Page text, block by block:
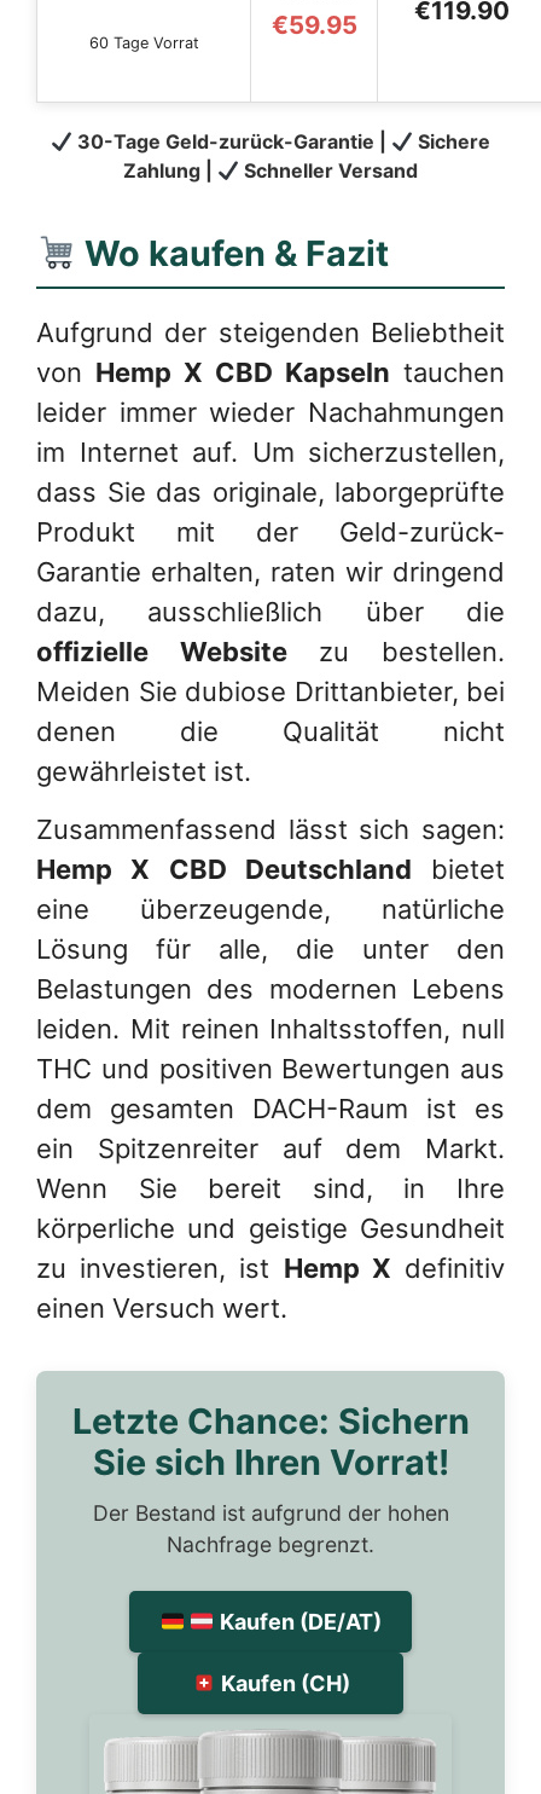
60 Tage Vorrat
€59.95 €119.90
30-Tage Geld-zurück-Garantie |
Sichere
Zahlung |
Schneller Versand
Wo kaufen & Fazit
Aufgrund der steigenden Beliebtheit
von Hemp X CBD Kapseln tauchen
leider immer wieder Nachahmungen
im Internet auf. Um sicherzustellen,
dass Sie das originale, laborgeprüfte
Produkt mit der Geld-zurück-
Garantie erhalten, raten wir dringend
dazu, ausschließlich über die
offizielle Websitezu bestellen.
Meiden Sie dubiose Drittanbieter, bei
denen die Qualität nicht
gewährleistet ist.
Zusammenfassend lässt sich sagen:
Hemp X CBD Deutschland bietet
eine überzeugende, natürliche
Lösung für alle, die unter den
Belastungen des modernen Lebens
leiden. Mit reinen Inhaltsstoffen, null
THC und positiven Bewertungen aus
dem gesamten DACH-Raum ist es
ein Spitzenreiter auf dem Markt.
Wenn Sie bereit sind, in Ihre
körperliche und geistige Gesundheit
zu investieren, ist Hemp X definitiv
einen Versuch wert.
Letzte Chance: Sichern
Sie sich Ihren Vorrat!
Der Bestand ist aufgrund der hohen
Nachfrage begrenzt.
Kaufen (DE/AT)
Kaufen (CH)